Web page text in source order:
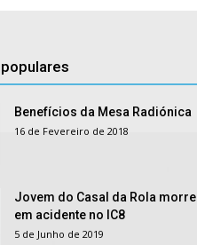
Benefícios da Mesa Radiónica
16 de Fevereiro de 2018
Jovem do Casal da Rola morre
em acidente no IC8
5 de Junho de 2019